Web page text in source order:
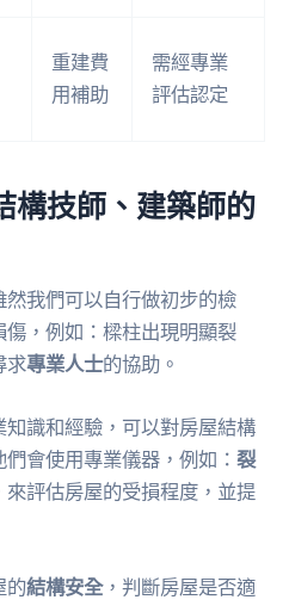
重建費
用補助
需經專業
評估認定
構技師、建築師的
然我們可以自行做初步的檢
，例如：樑柱出現明顯裂
求專業人士的協助。
知識和經驗，可以對房屋結構
們會使用專業儀器，例如： 裂
來評估房屋的受損程度，並提
的結構安全，判斷房屋是否適